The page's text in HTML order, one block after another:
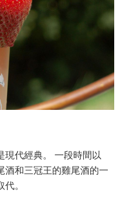
現代經典。 一段時間以
酒和三冠王的雞尾酒的一
代。